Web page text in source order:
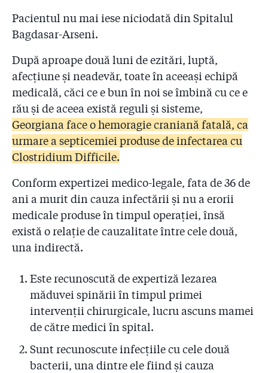
Pacientul nu mai iese niciodată din Spitalul
Bagdasar-Arseni.
După aproape două luni de ezitări, luptă,
afecțiune și neadevăr, toate în aceeași echipă
medicală, căci ce e bun în noi se îmbină cu ce e
rău și de aceea există reguli și sisteme,
Georgiana face o hemoragie craniană fatală, ca
urmare a septicemiei produse de infectarea cu
Clostridium Difficile.
Conform expertizei medico-legale, fata de 36 de
ani a murit din cauza infectării și nu a erorii
medicale produse în timpul operației, însă
există o relație de cauzalitate între cele două,
una indirectă.
Este recunoscută de expertiză lezarea
măduvei spinării în timpul primei
intervenții chirurgicale, lucru ascuns mamei
de către medici în spital.
Sunt recunoscute infecțiile cu cele două
bacterii, una dintre ele fiind și cauza